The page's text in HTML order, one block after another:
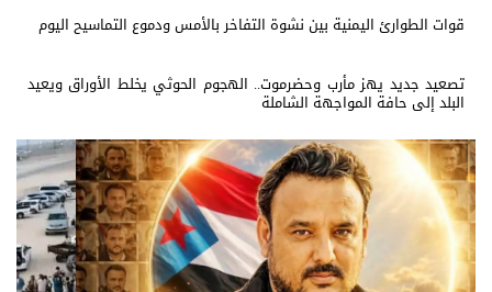
قوات الطوارئ اليمنية بين نشوة التفاخر بالأمس ودموع التماسيح اليوم
تصعيد جديد يهز مأرب وحضرموت.. الهجوم الحوثي يخلط الأوراق ويعيد
البلد إلى حافة المواجهة الشاملة